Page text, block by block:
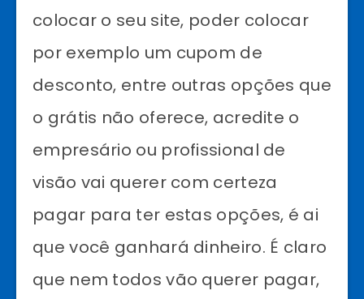
colocar o seu site, poder colocar
por exemplo um cupom de
desconto, entre outras opções que
o grátis não oferece, acredite o
empresário ou profissional de
visão vai querer com certeza
pagar para ter estas opções, é ai
que você ganhará dinheiro. É claro
que nem todos vão querer pagar,